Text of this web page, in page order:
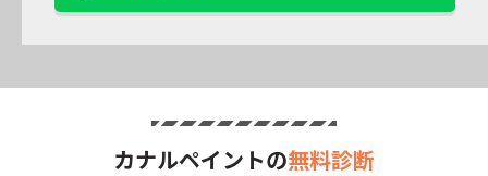
カナルペイントの無料診断